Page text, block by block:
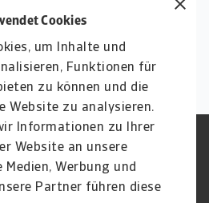
Cookies
um Inhalte und
Funktionen für
zu können und die
Website zu analysieren.
Informationen zu Ihrer
Website an unsere
Werbung und
Partner führen diese
Liquidität durch Garantien
Legal Notice
Speak Up channels
Cookie Informationen